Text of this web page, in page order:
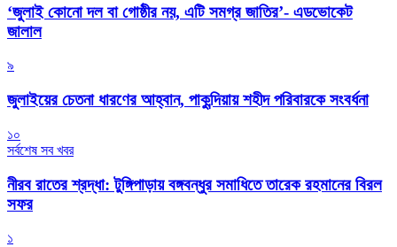
‘জুলাই কোনো দল বা গোষ্ঠীর নয়, এটি সমগ্র জাতির’- এডভোকেট
জালাল
৯
জুলাইয়ের চেতনা ধারণের আহ্বান, পাকুন্দিয়ায় শহীদ পরিবারকে সংবর্ধনা
১০
সর্বশেষ সব খবর
নীরব রাতের শ্রদ্ধা: টুঙ্গিপাড়ায় বঙ্গবন্ধুর সমাধিতে তারেক রহমানের বিরল
সফর
১